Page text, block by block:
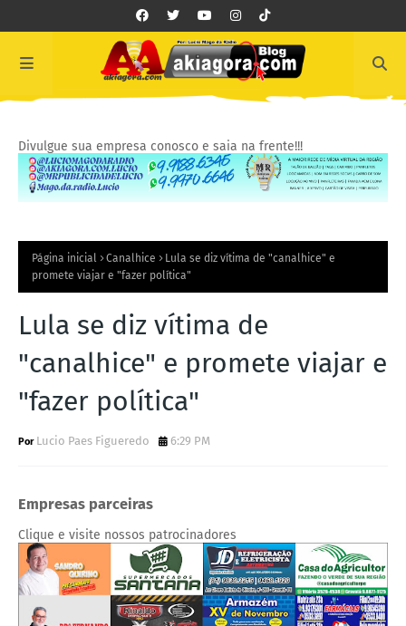
Divulgue sua empresa conosco e saia na frente!!!
Página inicial Canalhice
Lula se diz vítima de "canalhice" e
promete viajar e "fazer política"
Lula se diz vítima de
"canalhice" e promete viajar e
"fazer política"
Lucio Paes Figueredo 6:29 PM
Empresas parceiras
Clique e visite nossos patrocinadores